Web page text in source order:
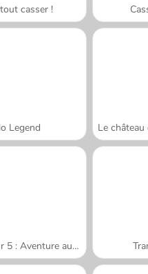
casser !
Legend
Bob Le Voleur 5 : Aventure au Temple